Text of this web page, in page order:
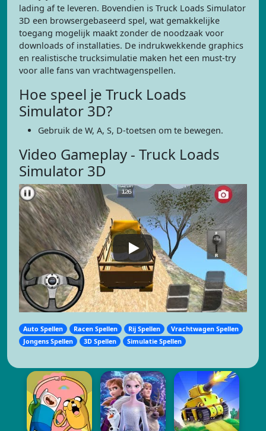
lading af te leveren. Bovendien is Truck Loads Simulator
3D een browsergebaseerd spel, wat gemakkelijke
toegang mogelijk maakt zonder de noodzaak voor
downloads of installaties. De indrukwekkende graphics
en realistische trucksimulatie maken het een must-try
voor alle fans van vrachtwagenspellen.
Hoe speel je Truck Loads
Simulator 3D?
Gebruik de W, A, S, D-toetsen om te bewegen.
Video Gameplay - Truck Loads
Simulator 3D
Auto Spellen Racen Spellen Rij Spellen
Vrachtwagen Spellen
Jongens Spellen
3D Spellen Simulatie Spellen